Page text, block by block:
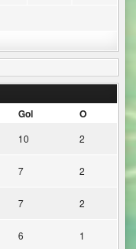
Gol O
10 2
7 2
7 2
6 1